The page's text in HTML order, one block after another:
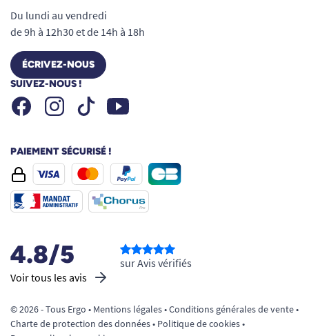
Du lundi au vendredi
de 9h à 12h30 et de 14h à 18h
ÉCRIVEZ-NOUS
SUIVEZ-NOUS !
FacebookInstagramTiktok Youtube
PAIEMENT SÉCURISÉ !
4.8/5
Voir tous les avis
sur Avis vérifiés
© 2026 - Tous Ergo • Mentions légales•Conditions générales de vente•
Charte de protection des données• Politique de cookies•